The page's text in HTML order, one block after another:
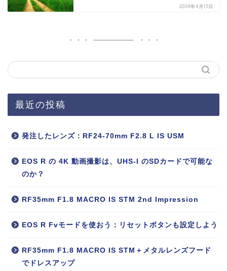
2009年4月13日
最近の投稿
発注したレンズ：RF24-70mm F2.8 L IS USM
EOS R の 4K 動画撮影は、UHS-I のSDカードで可能な
のか？
RF35mm F1.8 MACRO IS STM 2nd Impression
EOS R Fvモードを使おう：リセットボタンも設定しよう
RF35mm F1.8 MACRO IS STM＋メタルレンズフード
でドレスアップ